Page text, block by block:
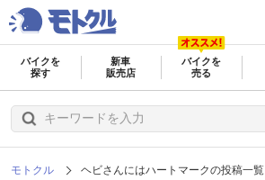
バイクを
探す
新車
販売店
バイクを
売る
モトクル ヘビさんにはハートマークの投稿一覧